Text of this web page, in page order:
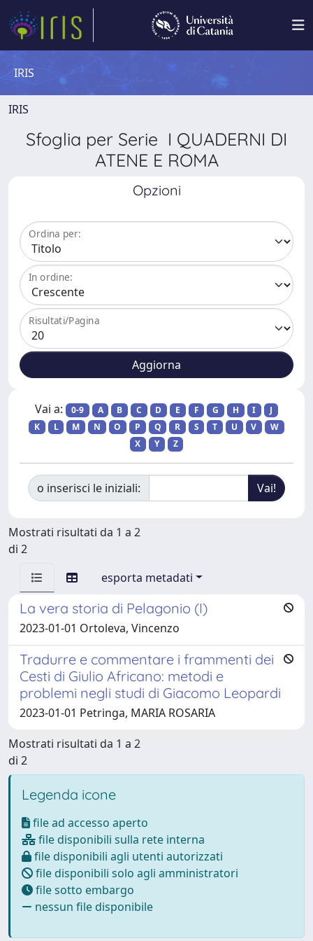
IRIS
IRIS
Sfoglia per Serie I QUADERNI DI
ATENE E ROMA
Opzioni
Ordina per:
In ordine:
Risultati/Pagina
Vai a: 0-9 A B C D E F G H I
J
K
L M N O P Q R S T U V
W
X
Y Z
o inserisci le iniziali:
Mostrati risultati da 1 a 2
di 2
esporta metadati
La vera storia di Pelagonio (I)
2023-01-01 Ortoleva, Vincenzo
Tradurre e commentare i frammenti dei
Cesti di Giulio Africano: metodi e
problemi negli studi di Giacomo Leopardi
2023-01-01 Petringa, MARIA ROSARIA
Mostrati risultati da 1 a 2
di 2
Legenda icone
file ad accesso aperto
file disponibili sulla rete interna
file disponibili agli utenti autorizzati
file disponibili solo agli amministratori
file sotto embargo
nessun file disponibile